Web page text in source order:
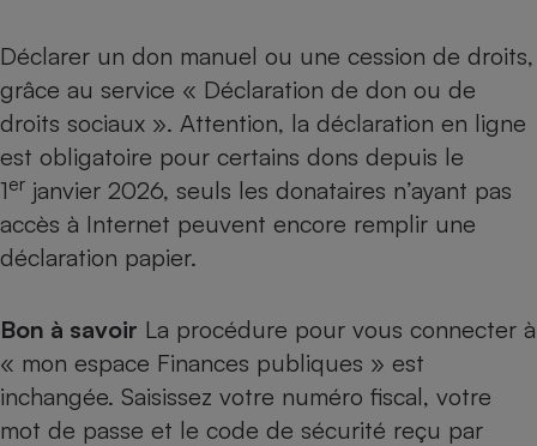
Déclarer un don manuel ou une cession de droits,
grâce au service « Déclaration de don ou de
droits sociaux ». Attention, la déclaration en ligne
est obligatoire pour certains dons depuis le
1er janvier 2026, seuls les donataires n’ayant pas
accès à Internet peuvent encore remplir une
déclaration papier.
Bon à savoir La procédure pour vous connecter à
« mon espace Finances publiques » est
inchangée. Saisissez votre numéro fiscal, votre
mot de passe et le code de sécurité reçu par